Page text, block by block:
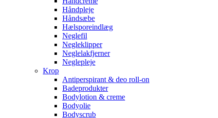
Håndpleje
Håndsæbe
Hælsporeindlæg
Neglefil
Negleklipper
Neglelakfjerner
Neglepleje
Krop
Antiperspirant & deo roll-on
Badeprodukter
Bodylotion & creme
Bodyolie
Bodyscrub